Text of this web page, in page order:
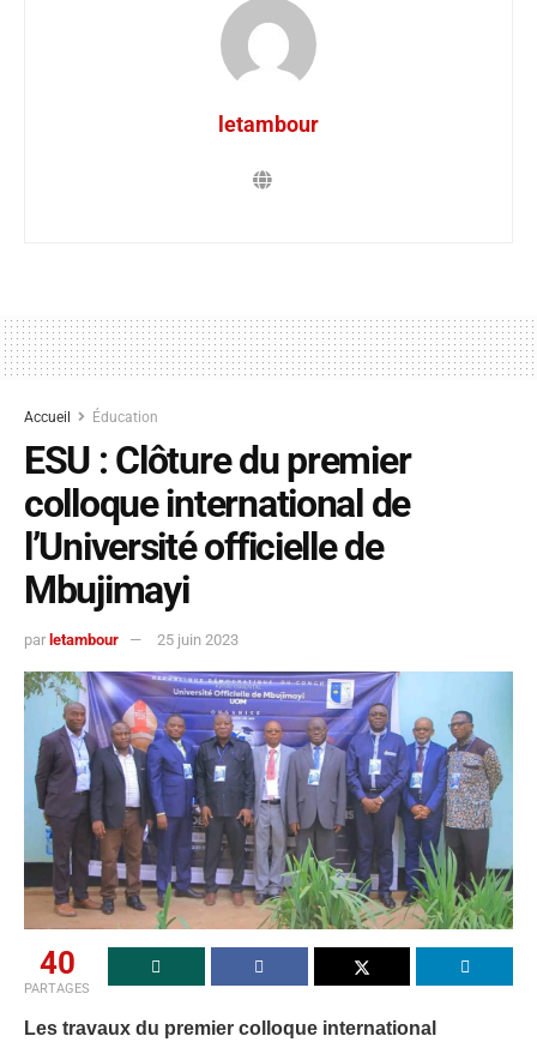
letambour
Accueil Éducation
ESU : Clôture du premier
colloque international de
l’Université officielle de
Mbujimayi
par letambour 25 juin 2023
40
PARTAGES
Les travaux du premier colloque international